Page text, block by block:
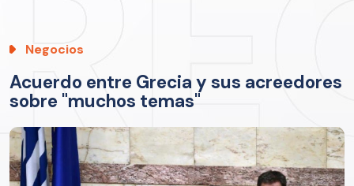
Negocios
Acuerdo entre Grecia y sus acreedores
sobre "muchos temas"